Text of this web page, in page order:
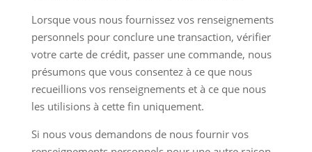
Lorsque vous nous fournissez vos renseignements
personnels pour conclure une transaction, vérifier
votre carte de crédit, passer une commande, nous
présumons que vous consentez à ce que nous
recueillions vos renseignements et à ce que nous
les utilisions à cette fin uniquement.
Si nous vous demandons de nous fournir vos